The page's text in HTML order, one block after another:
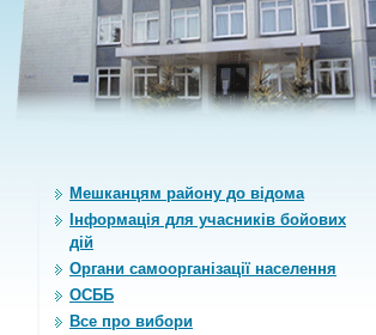
Мешканцям району до відома
Інформація для учасників бойових
дій
Органи самоорганiзацiї населення
ОСББ
Все про вибори